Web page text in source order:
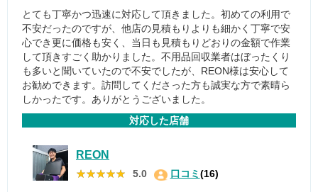
とても丁寧かつ迅速に対応して頂きました。初めての利用で
不安だったのですが、他店の見積もりよりも細かく丁寧で安
心でき更に価格も安く、当日も見積もりどおりの金額で作業
して頂きすごく助かりました。不用品回収業者はぼったくり
も多いと聞いていたので不安でしたが、REON様は安心して
お勧めできます。訪問してくださった方も誠実な方で素晴ら
しかったです。ありがとうございました。
対応した店舗
REON
★★★★★
★★★★★ 5.0 口コミ(16)